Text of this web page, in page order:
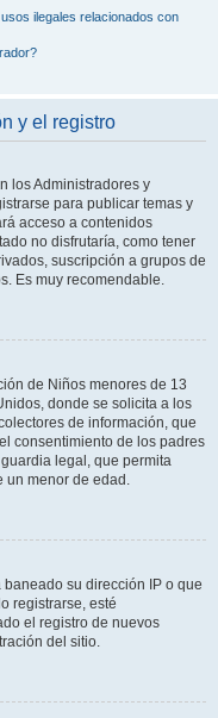
ilegales relacionados con
y el registro
los Administradores y
para publicar temas y
acceso a contenidos
no disfrutaría, como tener
suscripción a grupos de
Es muy recomendable.
de Niños menores de 13
donde se solicita a los
de información, que
consentimiento de los padres
legal, que permita
un menor de edad.
su dirección IP o que
registrarse, esté
el registro de nuevos
del sitio.